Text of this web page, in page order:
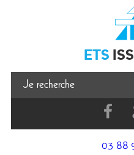
Issenhuth
ETS
03 88